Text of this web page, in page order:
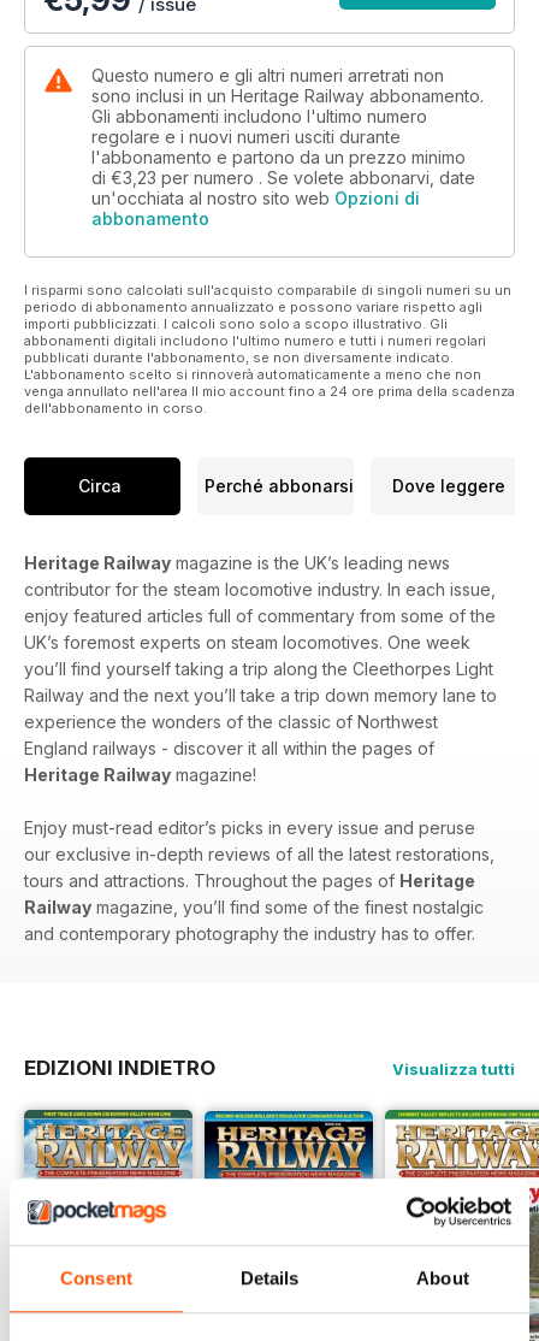
Consent Details About
Questo numero e gli altri numeri arretrati non
sono inclusi in un Heritage Railway abbonamento.
Gli abbonamenti includono l'ultimo numero
regolare e i nuovi numeri usciti durante
l'abbonamento e partono da un prezzo minimo
di €3,23 per numero . Se volete abbonarvi, date
un'occhiata al nostro sito web Opzioni di
abbonamento
I risparmi sono calcolati sull'acquisto comparabile di singoli numeri su un
periodo di abbonamento annualizzato e possono variare rispetto agli
importi pubblicizzati. I calcoli sono solo a scopo illustrativo. Gli
abbonamenti digitali includono l'ultimo numero e tutti i numeri regolari
pubblicati durante l'abbonamento, se non diversamente indicato.
L'abbonamento scelto si rinnoverà automaticamente a meno che non
venga annullato nell'area Il mio account fino a 24 ore prima della scadenza
dell'abbonamento in corso.
Circa Perché abbonarsi Dove leggere
Heritage Railway magazine is the UK’s leading news
contributor for the steam locomotive industry. In each issue,
enjoy featured articles full of commentary from some of the
UK’s foremost experts on steam locomotives. One week
you’ll find yourself taking a trip along the Cleethorpes Light
Railway and the next you’ll take a trip down memory lane to
experience the wonders of the classic of Northwest
England railways - discover it all within the pages of
Heritage Railway magazine!
Enjoy must-read editor’s picks in every issue and peruse
our exclusive in-depth reviews of all the latest restorations,
tours and attractions. Throughout the pages of Heritage
Railway magazine, you’ll find some of the finest nostalgic
and contemporary photography the industry has to offer.
EDIZIONI INDIETRO Visualizza tutti